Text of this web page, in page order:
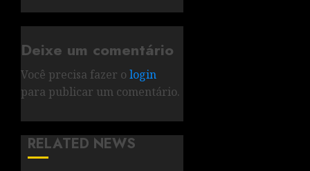
Deixe um comentário
Você precisa fazer o login
para publicar um comentário.
RELATED NEWS